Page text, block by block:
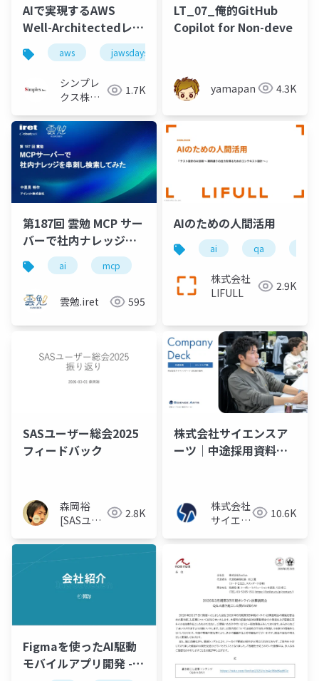
AIで実現するAWS
Well-Architectedレビ
ューの効率化～ナレッ
ジベースと生成AIを活
用した設計レビュー実
践～
aws jawsdays2026
シンプレ
クス株式
1.7K
LT_07_俺的GitHub
Copilot for Non-deve
yamapan 4.3K
第187回 雲勉 MCP サー
バーで社内ナレッジを
串刺し検索してみた
ai mcp
雲勉.iret 595
AIのための人間活用
ai qa
株式会社
LIFULL
2.9K
SASユーザー総会2025
フィードバック
森岡裕
[SASユー
世話人]
2.8K
株式会社サイエンスア
ーツ｜中途採用資料
株式会社
サイエン
10.6K
Figmaを使ったAI駆動
モバイルアプリ開発 -